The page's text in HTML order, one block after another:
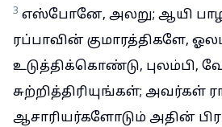
3 எஸ்போனே, அலறு; ஆயி
ரப்பாவின் குமாரத்திகளே,
உடுத்திக்கொண்டு, புலம்பி,
சுற்றித்திரியுங்கள்; அவர்கள்
ஆசாரியர்களோடும் அதின்